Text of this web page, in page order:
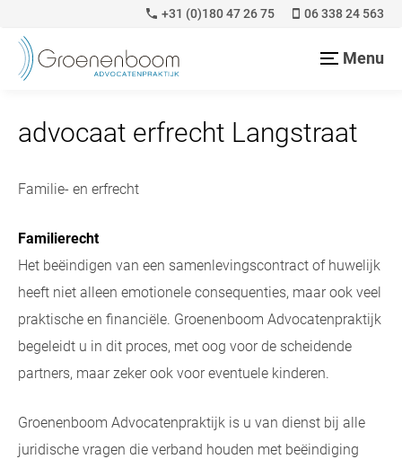
+31 (0)180 47 26 75 06 338 24 563
Menu
advocaat erfrecht Langstraat
Familie- en erfrecht
Familierecht
Het beëindigen van een samenlevingscontract of huwelijk
heeft niet alleen emotionele consequenties, maar ook veel
praktische en financiële. Groenenboom Advocatenpraktijk
begeleidt u in dit proces, met oog voor de scheidende
partners, maar zeker ook voor eventuele kinderen.
Groenenboom Advocatenpraktijk is u van dienst bij alle
juridische vragen die verband houden met beëindiging